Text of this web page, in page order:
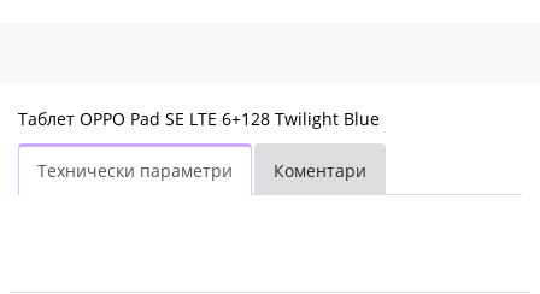
Таблет OPPO Pad SE LTE 6+128 Twilight Blue
Технически параметри Коментари